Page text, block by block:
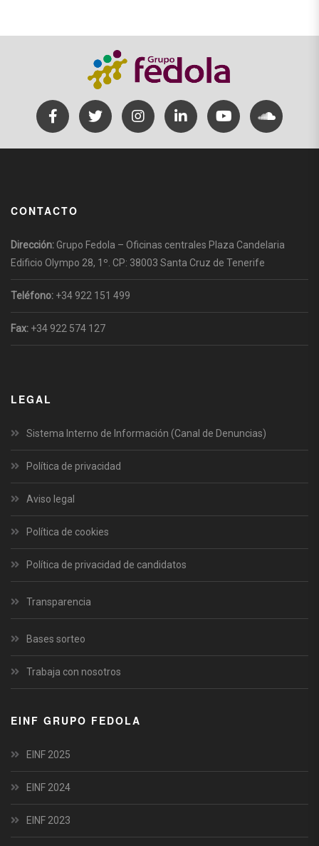
CONTACTO
Dirección: Grupo Fedola – Oficinas centrales Plaza Candelaria
Edificio Olympo 28, 1º. CP: 38003 Santa Cruz de Tenerife
Teléfono: +34 922 151 499
Fax: +34 922 574 127
LEGAL
Sistema Interno de Información (Canal de Denuncias)
Política de privacidad
Aviso legal
Política de cookies
Política de privacidad de candidatos
Transparencia
Bases sorteo
Trabaja con nosotros
EINF GRUPO FEDOLA
EINF 2025
EINF 2024
EINF 2023